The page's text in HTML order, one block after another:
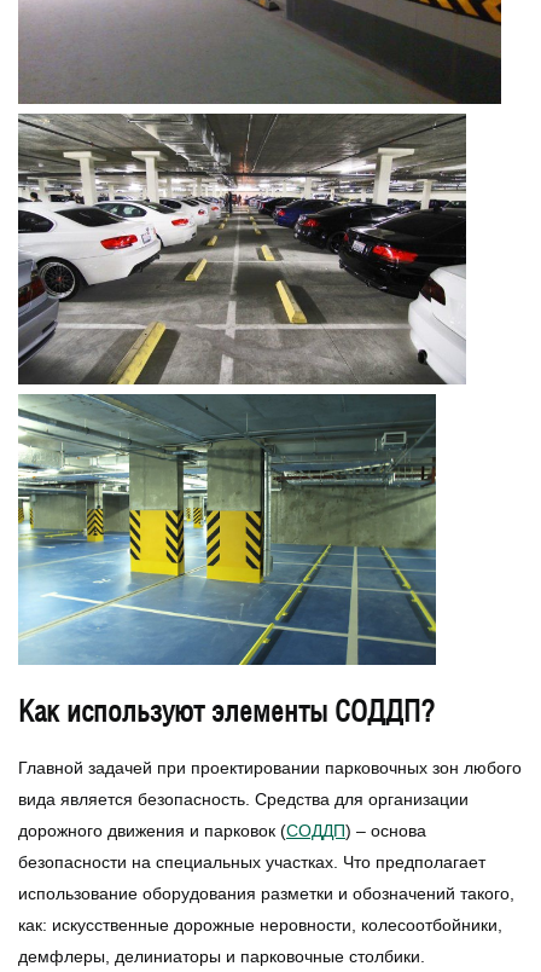
Как используют элементы СОДДП?
Главной задачей при проектировании парковочных зон любого
вида является безопасность. Средства для организации
дорожного движения и парковок (СОДДП) – основа
безопасности на специальных участках. Что предполагает
использование оборудования разметки и обозначений такого,
как: искусственные дорожные неровности, колесоотбойники,
демфлеры, делиниаторы и парковочные столбики.